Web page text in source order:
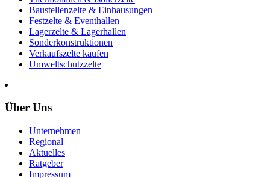
Baustellenzelte & Einhausungen
Festzelte & Eventhallen
Lagerzelte & Lagerhallen
Sonderkonstruktionen
Verkaufszelte kaufen
Umweltschutzzelte
Über Uns
Unternehmen
Regional
Aktuelles
Ratgeber
Impressum